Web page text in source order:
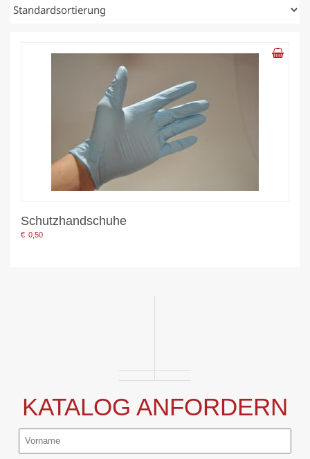
Schutzhandschuhe
€ 0,50
KATALOG ANFORDERN